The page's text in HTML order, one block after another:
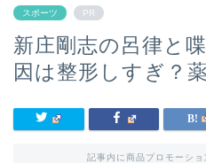
スポーツ PR
新庄剛志の呂律と
因は整形しすぎ？
記事内に商品プロモーシ